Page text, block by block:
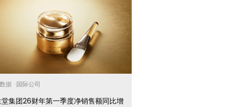
据 ·国际公司
堂集团26财年第一季度净销售额同比增